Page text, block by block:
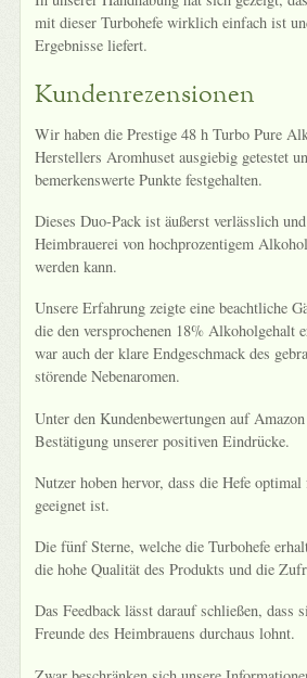
mit dieser Turbohefe wirklich einfach ist
Ergebnisse liefert.
Kundenrezensionen
Wir haben die Prestige 48 h Turbo Pure
Herstellers Aromhuset ausgiebig getestet
bemerkenswerte Punkte festgehalten.
Dieses Duo-Pack ist äußerst verlässlich
Heimbrauerei von hochprozentigem
werden kann.
Unsere Erfahrung zeigte eine beachtliche
die den versprochenen 18% Alkoholgehalt
war auch der klare Endgeschmack des
störende Nebenaromen.
Unter den Kundenbewertungen auf
Bestätigung unserer positiven Eindrücke.
Nutzer hoben hervor, dass die Hefe
geeignet ist.
Die fünf Sterne, welche die Turbohefe
die hohe Qualität des Produkts und die
Das Feedback lässt darauf schließen, dass
Freunde des Heimbrauens durchaus lohnt.